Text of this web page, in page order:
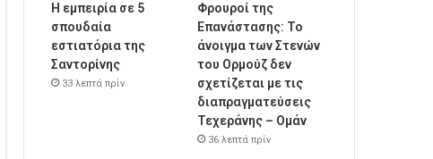
Η εμπειρία σε 5
σπουδαία
εστιατόρια της
Σαντορίνης
33 λεπτά πρίν
Φρουροί της
Επανάστασης: Το
άνοιγμα των Στενών
του Ορμούζ δεν
σχετίζεται με τις
διαπραγματεύσεις
Τεχεράνης – Ομάν
36 λεπτά πρίν